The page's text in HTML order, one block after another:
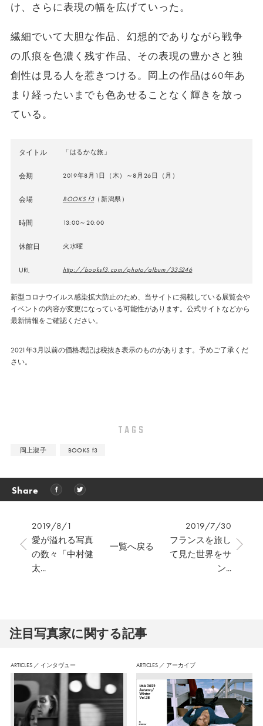
け、さらに表現の幅を広げていった。
繊細でいて大胆な作品、幻想的でありながら戦争
の爪痕を色濃く残す作品、その表現の豊かさと独
創性は見る人を惹きつける。岡上の作品は60年あ
まり経ったいまでも色あせることなく輝きを放っ
ている。
タイトル 「はるかな旅」
会期 2019年8月1日（木）～8月26日（月）
会場 BOOKS f3（新潟県）
時間 13:00～20:00
休館日 火水曜
URL http://booksf3.com/photo/album/335246
新型コロナウイルス感染拡大防止のため、当サイトに掲載している展覧会や
イベントの内容が変更になっている可能性があります。公式サイトなどから
最新情報をご確認ください。
2021年3月以前の価格表記は税抜き表示のものがあります。予めご了承くだ
さい。
TAGS
岡上淑子 BOOKS f3
Share
2019/8/1
愛が溢れる写真
の数々「中村健
太...
2019/7/30
フランスを旅し
て見た世界をサ
ン...
一覧へ戻る
注⽬写真家に関する記事
ARTICLES ／ インタヴュー ARTICLES ／ アーカイブ